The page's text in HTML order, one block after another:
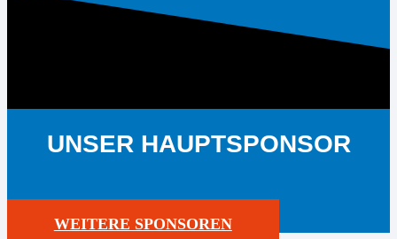
UNSER HAUPTSPONSOR
WEITERE SPONSOREN